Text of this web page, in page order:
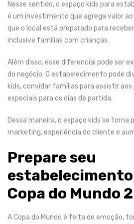
Nesse sentido, o espaço kids para
é um investimento que agrega valor
que o local está preparado para
inclusive famílias com crianças.
Além disso, esse diferencial pode ser
do negócio. O estabelecimento pode
kids, convidar famílias para assistir aos
especiais para os dias de partida.
Dessa maneira, o espaço kids se
marketing, experiência do cliente e
Prepare seu
Copa do Mundo
A Copa do Mundo é feita de emoção,